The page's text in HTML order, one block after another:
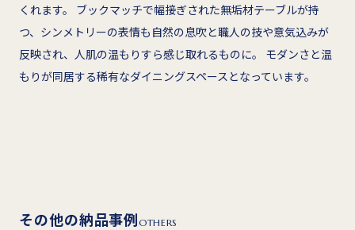
くれます。 ブックマッチで幅接ぎされた無垢材テーブルが持
つ、シンメトリーの表情も自然の息吹と職人の技や意気込みが
反映され、人肌の温もりすら感じ取れるものに。 モダンさと温
もりが同居する稀有なダイニングスペースとなっています。
その他の納品事例OTHERS